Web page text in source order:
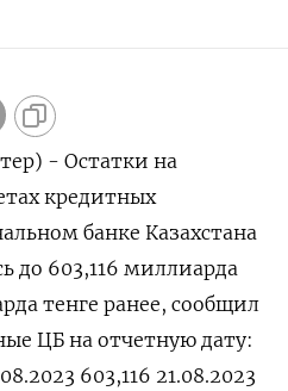
- Остатки на
кредитных
банке Казахстана
до 603,116 миллиарда
тенге ранее, сообщил
ЦБ на отчетную дату:
603,116 21.08.2023